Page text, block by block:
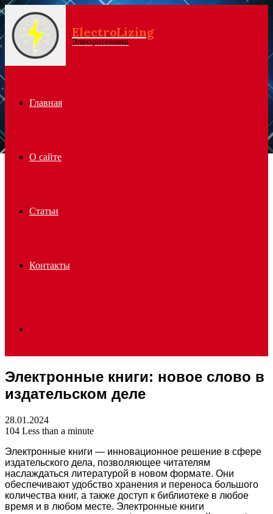
Menu ElectroLizing
Электротехника
Главная
О сайте
Статьи
Контакты
for
Электронные книги: новое слово в
издательском деле
28.01.2024
104 Less than a minute
Электронные книги — инновационное решение в сфере
издательского дела, позволяющее читателям
наслаждаться литературой в новом формате. Они
обеспечивают удобство хранения и переноса большого
количества книг, а также доступ к библиотеке в любое
время и в любом месте. Электронные книги